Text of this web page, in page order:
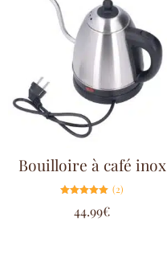
Bouilloire à café inox
5.00
sur 5
(2)
44.99€